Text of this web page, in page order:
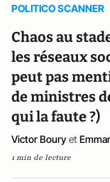
POLITICO SCANNER
Chaos au
les réseaux
peut pas
de ministres
qui la faute ?)
Victor Boury et
1 min de lecture